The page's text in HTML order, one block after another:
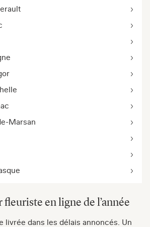
Marsan
en ligne de l’année
livrée dans les délais annoncés. Un